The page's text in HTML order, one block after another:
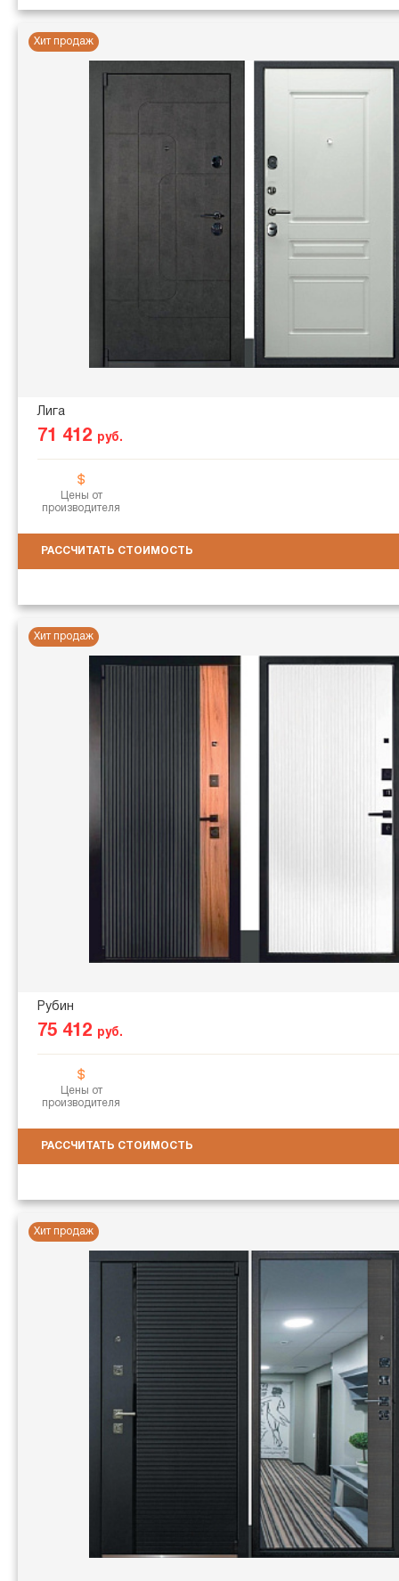
Хит продаж
Лига
71 412 руб.
Цены от
производителя
РАССЧИТАТЬ СТОИМОСТЬ
Хит продаж
Рубин
75 412 руб.
Цены от
производителя
РАССЧИТАТЬ СТОИМОСТЬ
Хит продаж